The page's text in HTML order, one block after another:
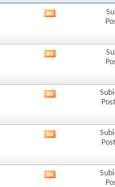
ul
ul
ul
ul